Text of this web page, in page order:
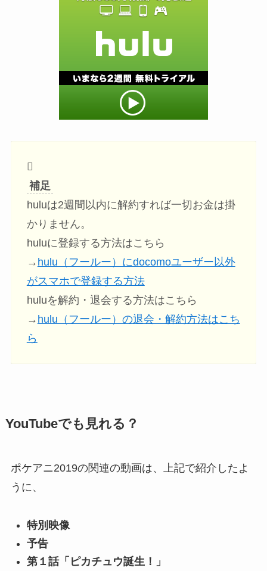
補足
huluは2週間以内に解約すれば一切お金は掛
かりません。
huluに登録する方法はこちら
→ hulu（フールー）にdocomoユーザー以外
がスマホで登録する方法
huluを解約・退会する方法はこちら
→ hulu（フールー）の退会・解約方法はこち
ら
YouTubeでも見れる？
ポケアニ2019の関連の動画は、上記で紹介したよ
うに、
特別映像
予告
第１話「ピカチュウ誕生！」